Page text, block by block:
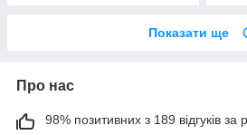
Показати ще
Про нас
98% позитивних з 189 відгуків за